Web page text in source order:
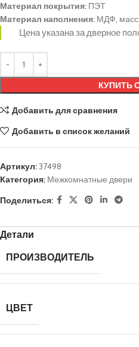
Материал покрытия: ПЭТ
Материал наполнения: МДФ,
Цена указана за дверное
КУПИТЬ
Добавить для сравнения
Добавить в список желаний
Артикул:37498
Категория: Межкомнатные двери
Поделиться:
Детали
ПРОИЗВОДИТЕЛЬ
ЦВЕТ